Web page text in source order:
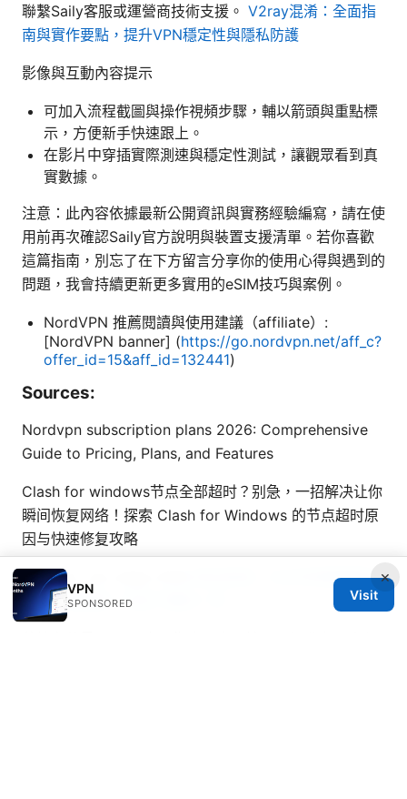
聯繫Saily客服或運營商技術支援。 V2ray混淆：全面指
南與實作要點，提升VPN穩定性與隱私防護
影像與互動內容提示
可加入流程截圖與操作視頻步驟，輔以箭頭與重點標
示，方便新手快速跟上。
在影片中穿插實際測速與穩定性測試，讓觀眾看到真
實數據。
注意：此內容依據最新公開資訊與實務經驗編寫，請在使
用前再次確認Saily官方說明與裝置支援清單。若你喜歡
這篇指南，別忘了在下方留言分享你的使用心得與遇到的
問題，我會持續更新更多實用的eSIM技巧與案例。
NordVPN 推薦閱讀與使用建議（affiliate）:
[NordVPN banner] (https://go.nordvpn.net/aff_c?
offer_id=15&aff_id=132441)
Sources:
Nordvpn subscription plans 2026: Comprehensive
Guide to Pricing, Plans, and Features
Clash for windows节点全部超时？别急，一招解决让你
瞬间恢复网络！探索 Clash for Windows 的节点超时原
因与快速修复攻略
Browsec vpn edge 2026
轻云机场：2026年高速稳定
翻墙上网指南，你该了解的一切
×
VPN
SPONSORED
Visit